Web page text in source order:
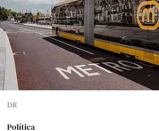
DR
Política